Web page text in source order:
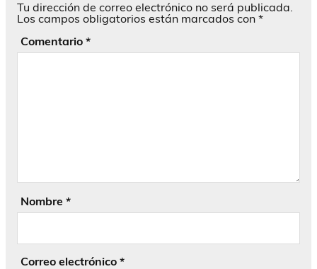
Tu dirección de correo electrónico no será publicada.
Los campos obligatorios están marcados con *
Comentario *
Nombre *
Correo electrónico *